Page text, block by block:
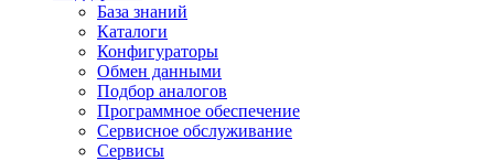
База знаний
Каталоги
Конфигураторы
Обмен данными
Подбор аналогов
Программное обеспечение
Сервисное обслуживание
Сервисы